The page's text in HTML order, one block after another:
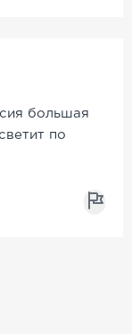
большая
по